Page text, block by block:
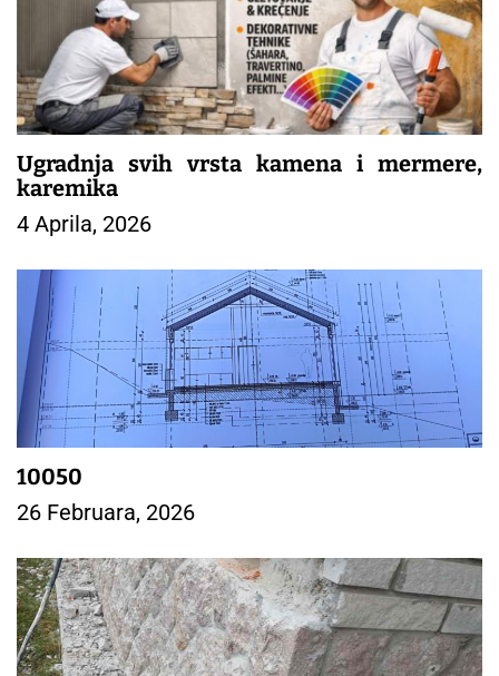
l
a
n
a
k
a
Ugradnja svih vrsta kamena i mermere,
karemika
4 Aprila, 2026
10050
26 Februara, 2026